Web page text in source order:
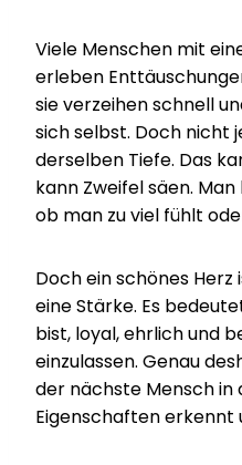
Viele Menschen mit
erleben
sie verzeihen schnell
sich selbst. Doch nicht
derselben Tiefe. Das
kann Zweifel säen.
ob man zu viel fühlt
Doch ein schönes Herz
eine Stärke. Es
bist, loyal, ehrlich und
einzulassen. Genau
der nächste Mensch in
Eigenschaften erkennt